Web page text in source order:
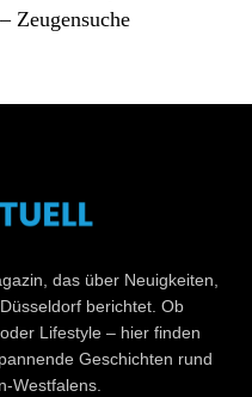
Zeugensuche
das über Neuigkeiten,
berichtet. Ob
Lifestyle – hier finden
Geschichten rund
Westfalens.